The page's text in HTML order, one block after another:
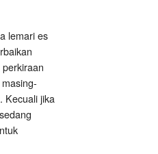
lemari es
Kecuali jika